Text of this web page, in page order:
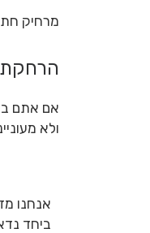
מרחיק
הרחקת
אם אתם
ולא
אנחנו
ביחד